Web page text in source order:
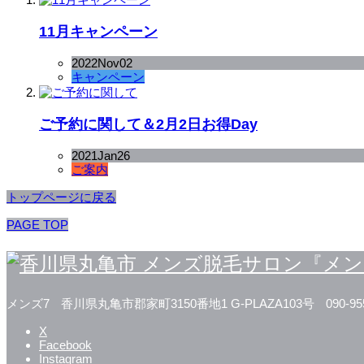
11月キャンペーン
2022Nov02
キャンペーン
ご予約に関して＆2月2日お得Day
2021Jan26
ご案内
トップページに戻る
PAGE TOP
メンズ7 香川県丸亀市郡家町3150番地1 G-PLAZA103号
090-
X
Facebook
Instagram